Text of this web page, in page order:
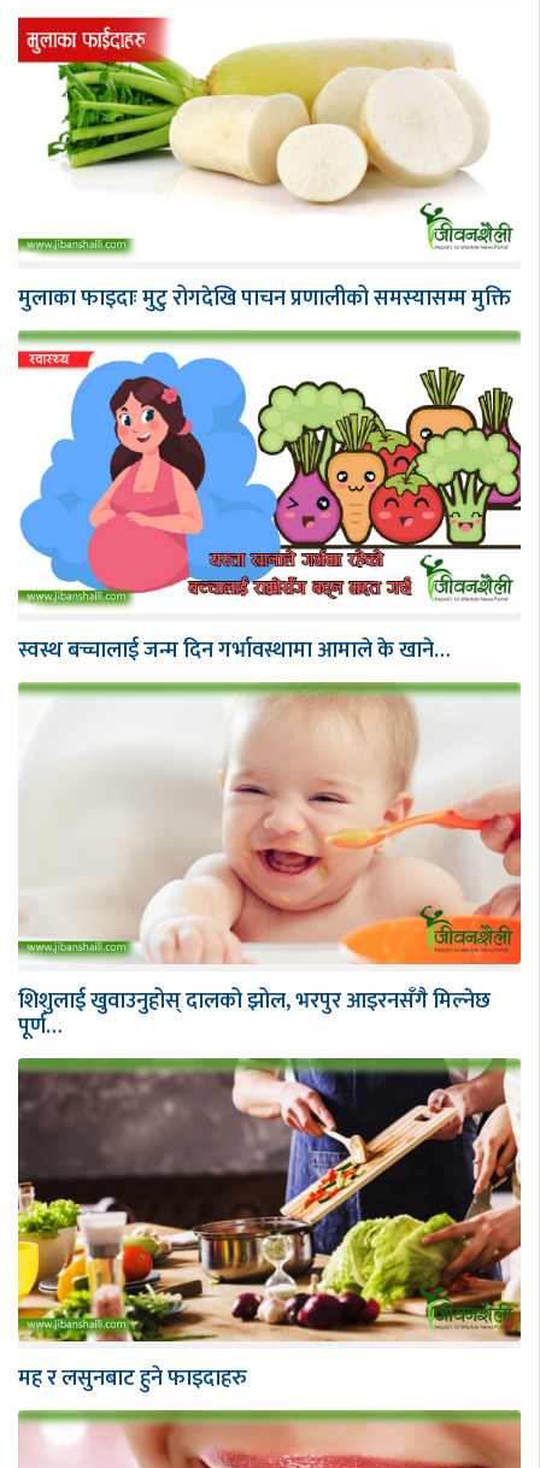
मुलाका फाइदाः मुटु रोगदेखि पाचन प्रणालीको समस्यासम्म मुक्ति
स्वस्थ बच्चालाई जन्म दिन गर्भावस्थामा आमाले के खाने…
शिशुलाई खुवाउनुहोस् दालको झोल, भरपुर आइरनसँगै मिल्नेछ
पूर्ण…
मह र लसुनबाट हुने फाइदाहरु